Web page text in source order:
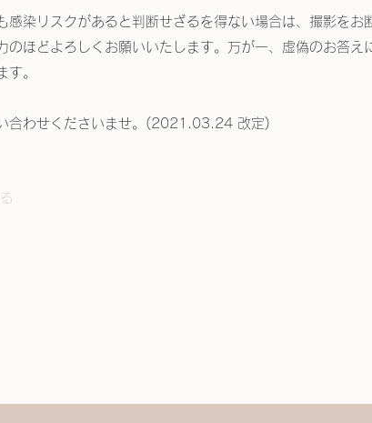
染リスクがあると判断せざるを得ない場合は、撮影をお
のほどよろしくお願いいたします。万が一、虚偽のお答え
す。
合わせくださいませ。(2021.03.24 改定)